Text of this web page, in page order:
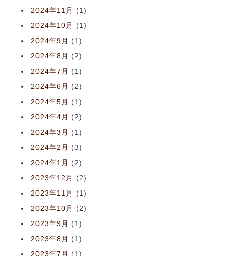
2024年11月
(1)
2024年10月
(1)
2024年9月
(1)
2024年8月
(2)
2024年7月
(1)
2024年6月
(2)
2024年5月
(1)
2024年4月
(2)
2024年3月
(1)
2024年2月
(3)
2024年1月
(2)
2023年12月
(2)
2023年11月
(1)
2023年10月
(2)
2023年9月
(1)
2023年8月
(1)
2023年7月
(1)